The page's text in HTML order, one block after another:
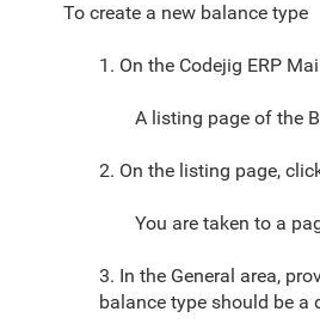
To create a new balance type
1. On the Codejig ERP
A listing page of the
2. On the listing page,
You are taken to a
3. In the General area,
balance type should be a